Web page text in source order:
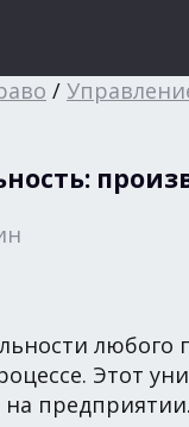
/
любого
Этот
на предприятии.